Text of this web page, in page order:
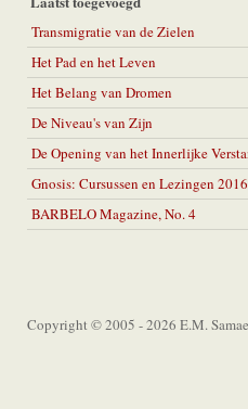
Transmigratie van de Zielen
Het Pad en het Leven
Het Belang van Dromen
De Niveau's van Zijn
De Opening van het Innerlijke
Gnosis: Cursussen en Lezingen 2016
BARBELO Magazine, No. 4
Copyright © 2005 - 2026 E.M.